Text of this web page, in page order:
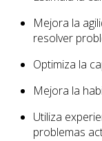
Mejora la
resolver
Optimiza la
Mejora la
Utiliza
problemas